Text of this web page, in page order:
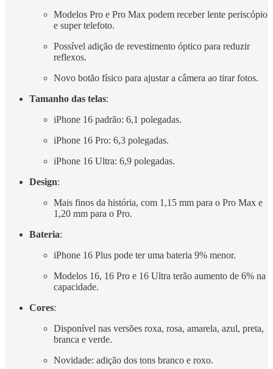
Modelos Pro e Pro Max podem receber lente periscópio
e super telefoto.
Possível adição de revestimento óptico para reduzir
reflexos.
Novo botão físico para ajustar a câmera ao tirar fotos.
Tamanho das telas:
iPhone 16 padrão: 6,1 polegadas.
iPhone 16 Pro: 6,3 polegadas.
iPhone 16 Ultra: 6,9 polegadas.
Design:
Mais finos da história, com 1,15 mm para o Pro Max e
1,20 mm para o Pro.
Bateria:
iPhone 16 Plus pode ter uma bateria 9% menor.
Modelos 16, 16 Pro e 16 Ultra terão aumento de 6% na
capacidade.
Cores:
Disponível nas versões roxa, rosa, amarela, azul, preta,
branca e verde.
Novidade: adição dos tons branco e roxo.